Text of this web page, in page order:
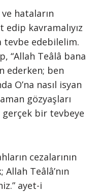
hataların
edip kavramalıyız
tevbe edebilelim.
“Allah Teâlâ bana
ederken; ben
O’na nasıl isyan
gözyaşları
bir tevbeye
cezalarının
Teâlâ’nın
ayet-i